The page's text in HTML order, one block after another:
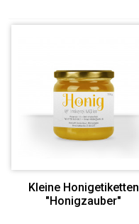
Kleine Honigetiketten
"Honigzauber"